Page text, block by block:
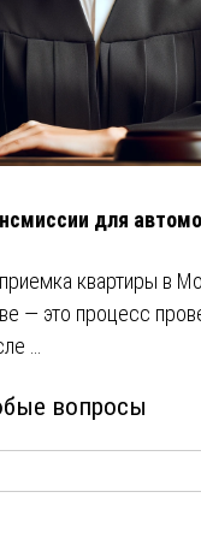
для
квартиры в
— это процесс
…
вопросы